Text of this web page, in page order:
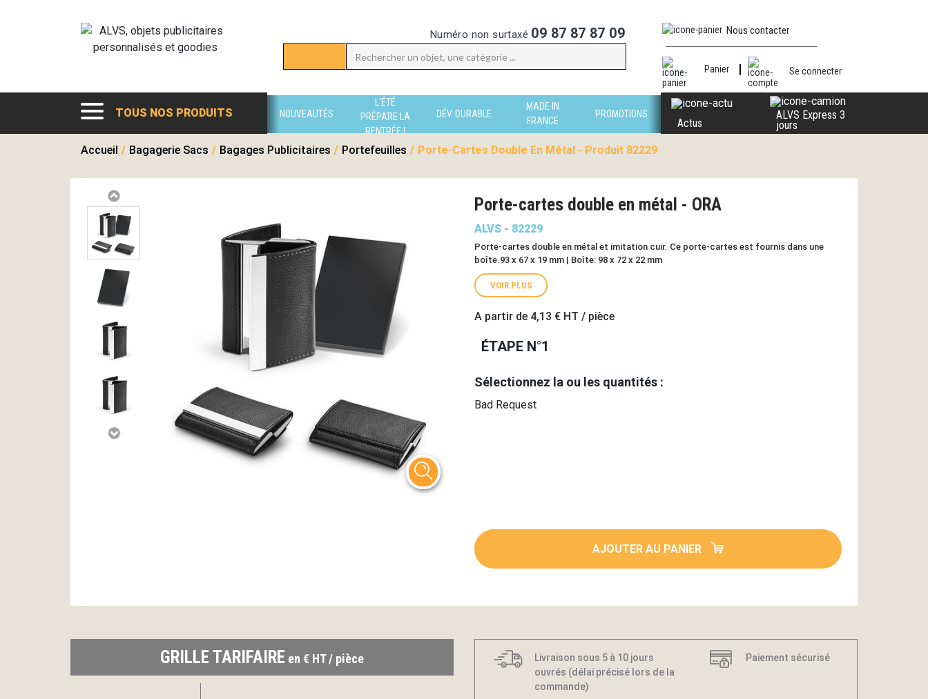
Numéro non surtaxé 09 87 87 87 09 Nous contacter
Panier Se connecter
TOUS NOS PRODUITS NOUVEAUTÉS
L'ÉTÉ
PRÉPARE LA
RENTRÉE !
DÉV. DURABLE
MADE IN
FRANCE
PROMOTIONS
Actus
ALVS Express 3
jours
Accueil / Bagagerie Sacs / Bagages Publicitaires / Portefeuilles / Porte-Cartes Double En Métal - Produit 82229
Porte-cartes double en métal - ORA
ALVS - 82229
Porte-cartes double en métal et imitation cuir. Ce porte-cartes est fournis dans une
boîte.93 x 67 x 19 mm | Boîte: 98 x 72 x 22 mm
VOIR PLUS
A partir de 4,13 € HT / pièce
ÉTAPE N°1
Sélectionnez la ou les quantités :
Bad Request
AJOUTER AU PANIER
GRILLE TARIFAIRE en € HT / pièce
Livraison sous 5 à 10 jours
ouvrés (délai précisé lors de la
commande)
Paiement sécurisé